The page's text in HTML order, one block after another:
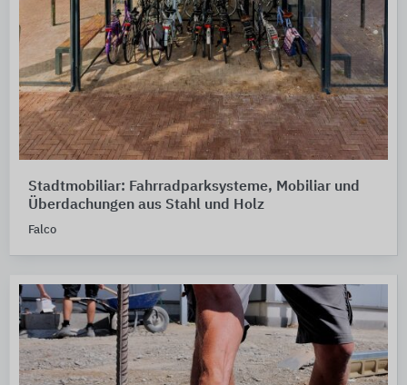
Stadtmobiliar: Fahrradparksysteme, Mobiliar und
Überdachungen aus Stahl und Holz
Falco